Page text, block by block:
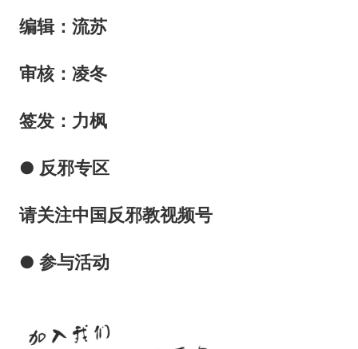
编辑：流苏
审核：凌冬
签发：力枫
● 反邪专区
请关注中国反邪教视频号
● 参与活动